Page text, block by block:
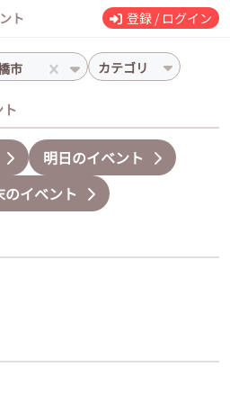
ト 登録 / ログイン
市 カテゴリ
明日のイベント
のイベント